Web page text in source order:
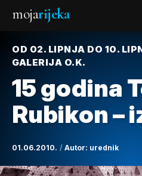
mojarijeka
OD 02. LIPNJA DO 10.
GALERIJA O.K.
15 godina
Rubikon –
01.06.2010. Autor: urednik